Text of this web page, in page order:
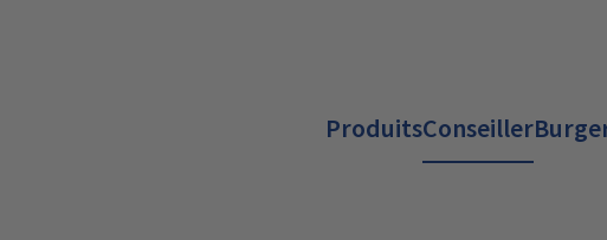
ProduitsConseiller